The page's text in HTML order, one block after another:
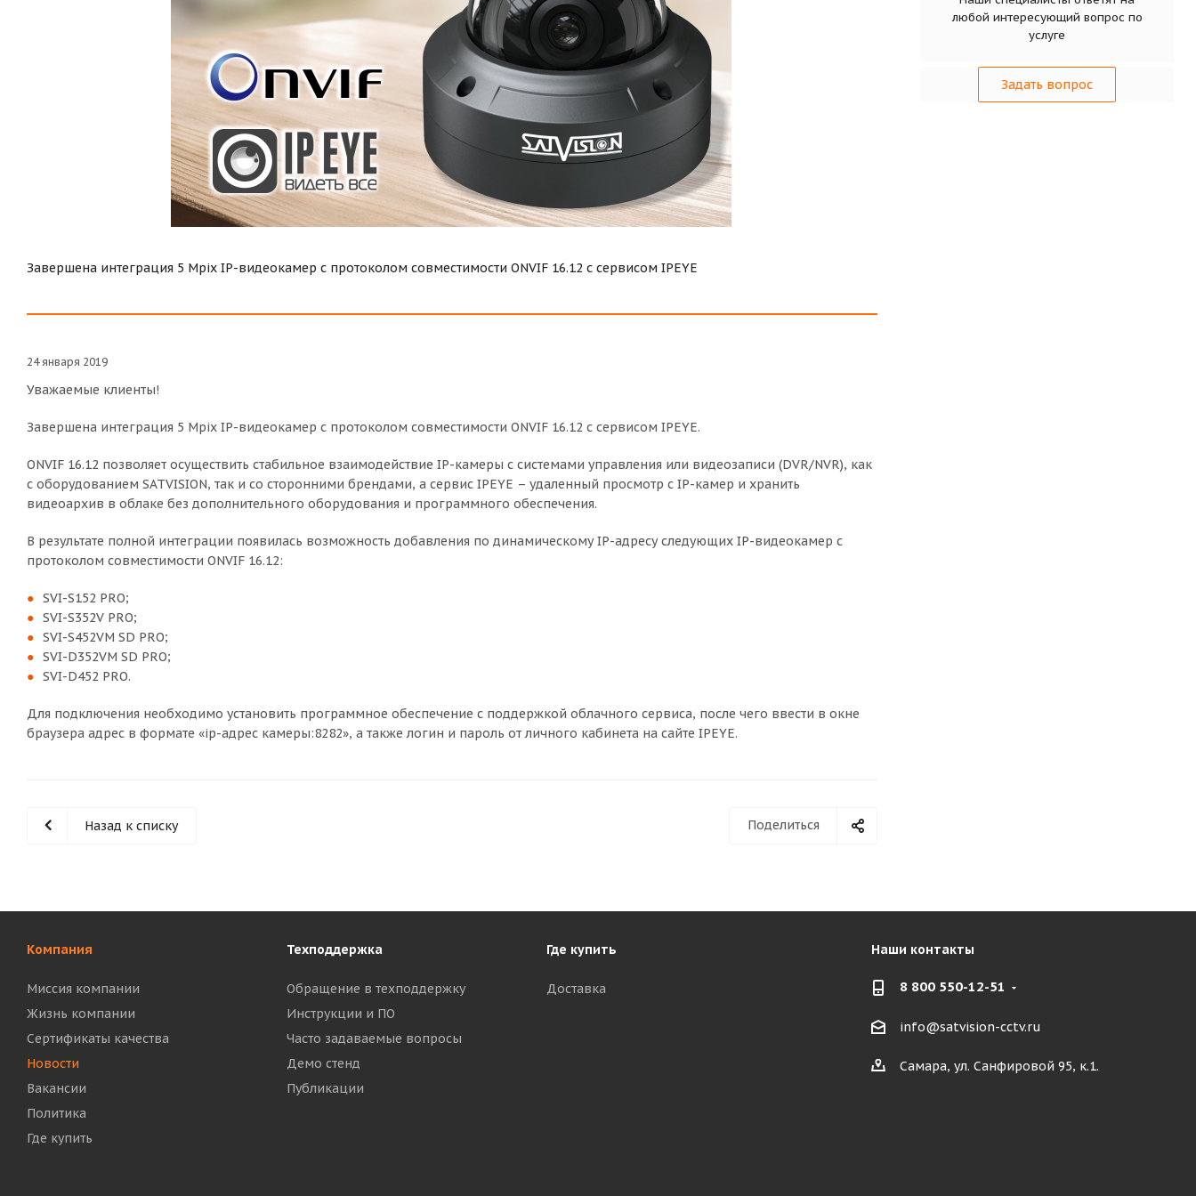
Завершена интеграция 5 Mpix IP-видеокамер с протоколом совместимости ONVIF 16.12 с сервисом IPEYE
24 января 2019
Уважаемые клиенты!
Завершена интеграция 5 Mpix IP-видеокамер с протоколом совместимости ONVIF 16.12 с сервисом IPEYE.
ONVIF 16.12 позволяет осуществить стабильное взаимодействие IP-камеры с системами управления или видеозаписи (DVR/NVR), как
с оборудованием SATVISION, так и со сторонними брендами, а сервис IPEYE – удаленный просмотр с IP-камер и хранить
видеоархив в облаке без дополнительного оборудования и программного обеспечения.
В результате полной интеграции появилась возможность добавления по динамическому IP-адресу следующих IP-видеокамер с
протоколом совместимости ONVIF 16.12:
SVI-S152 PRO;
SVI-S352V PRO;
SVI-S452VM SD PRO;
SVI-D352VM SD PRO;
SVI-D452 PRO.
Для подключения необходимо установить программное обеспечение с поддержкой облачного сервиса, после чего ввести в окне
браузера адрес в формате «ip-адрес камеры:8282», а также логин и пароль от личного кабинета на сайте IPEYE.
любой интересующий вопрос по
услуге
Задать вопрос
Поделиться
Назад к списку
Компания
Миссия компании
Жизнь компании
Сертификаты качества
Новости
Вакансии
Политика
Где купить
Техподдержка
Обращение в техподдержку
Инструкции и ПО
Часто задаваемые вопросы
Демо стенд
Публикации
Где купить
Доставка
Наши контакты
8 800 550-12-51
info@satvision-cctv.ru
Самара, ул. Санфировой 95, к.1.